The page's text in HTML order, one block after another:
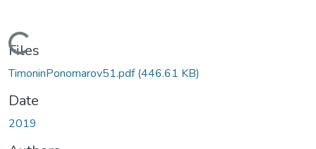
Loading...
Files
TimoninPonomarov51.pdf(446.61 KB)
Date
2019